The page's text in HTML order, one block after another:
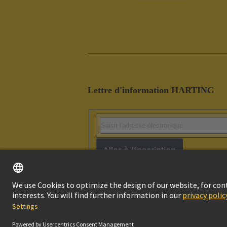
Lettre d'information HARTING
Aller à l'inscription